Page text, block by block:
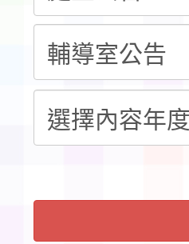
程安排一
「桃園市
展演活動
請一案